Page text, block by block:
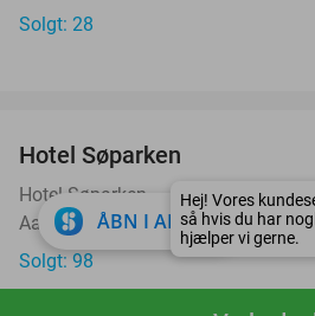
Solgt: 28
Hotel Søparken
Hotel Søparken
Aabybro
Solgt: 98
ÅBN I APP close
Hej! Vores
så hvis du har
hjælper vi gerne.